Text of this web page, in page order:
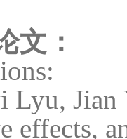
文：
Lyu,
effects,